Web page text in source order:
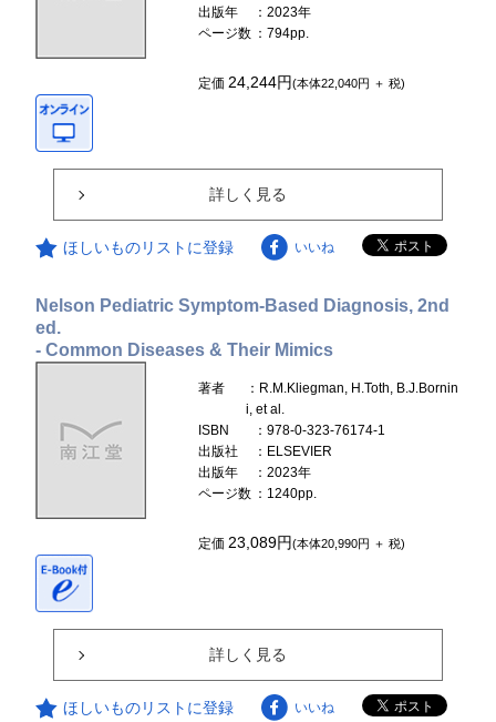
出版年
：2023年
ページ数 ：794pp.
定価24,244円(本体22,040円 ＋ 税)
詳しく見る
ほしいものリストに登録 いいね
Nelson Pediatric Symptom-Based Diagnosis, 2nd
ed.
- Common Diseases & Their Mimics
著者
：R.M.Kliegman, H.Toth, B.J.Bornin
i, et al.
ISBN
：978-0-323-76174-1
出版社
：ELSEVIER
出版年
：2023年
ページ数 ：1240pp.
定価23,089円(本体20,990円 ＋ 税)
詳しく見る
ほしいものリストに登録 いいね